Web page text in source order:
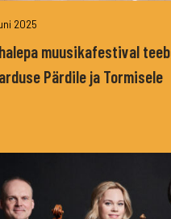
2025
muusikafestival teeb
Pärdile ja Tormisele